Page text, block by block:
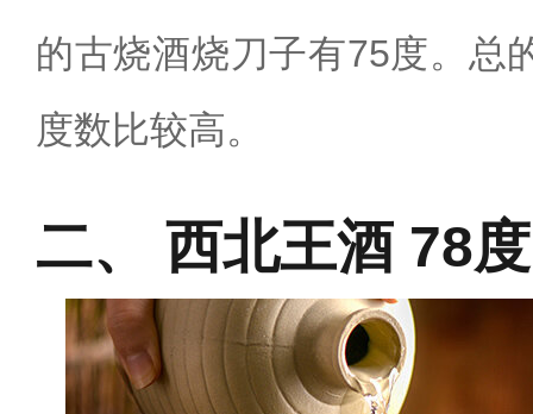
的古烧酒烧刀子有75度。总
度数比较高。
西北王酒 78度